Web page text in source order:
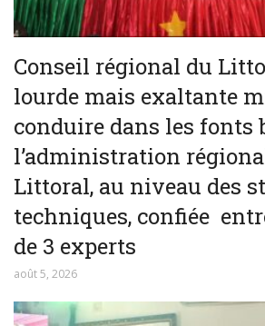
Conseil régional du
lourde mais exaltante
conduire dans les fonts
l’administration
Littoral, au niveau des
techniques, confiée
de 3 experts
août 5, 2026